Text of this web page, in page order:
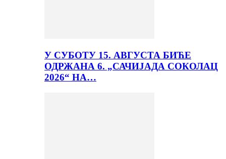
У СУБОТУ 15. АВГУСТА БИЋЕ
ОДРЖАНА 6. „САЧИЈАДА СОКОЛАЦ
2026“ НА…